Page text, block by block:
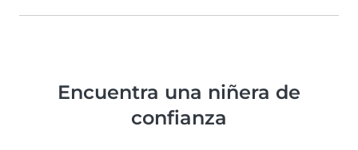
Encuentra una niñera de
confianza